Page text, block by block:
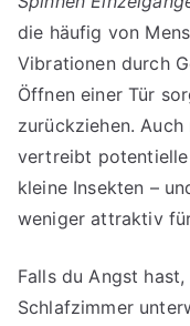
die häufig von
Vibrationen durch
Öffnen einer Tür
zurückziehen.
vertreibt potentielle
kleine Insekten –
weniger attraktiv
Falls du Angst
Schlafzimmer